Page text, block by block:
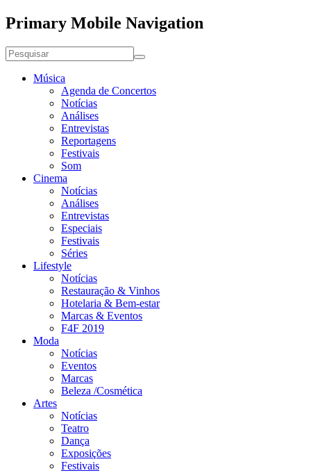
Primary Mobile Navigation
Música
Agenda de Concertos
Notícias
Análises
Entrevistas
Reportagens
Festivais
Som
Cinema
Notícias
Análises
Entrevistas
Especiais
Festivais
Séries
Lifestyle
Notícias
Restauração & Vinhos
Hotelaria & Bem-estar
Marcas & Eventos
F4F 2019
Moda
Notícias
Eventos
Marcas
Beleza /Cosmética
Artes
Notícias
Teatro
Dança
Exposições
Festivais